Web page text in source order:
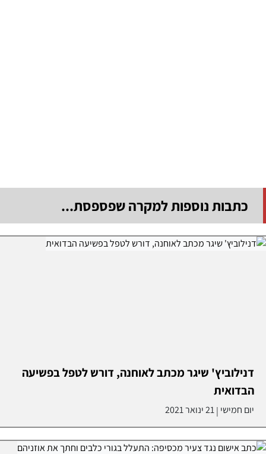
כתבות נוספות למקרה שפספסת...
דנילוביץ' שיגר מכתב לאוחנה, דורש לטפל בפשיעה
הבדואית
יום חמישי | 21 ינואר 2021